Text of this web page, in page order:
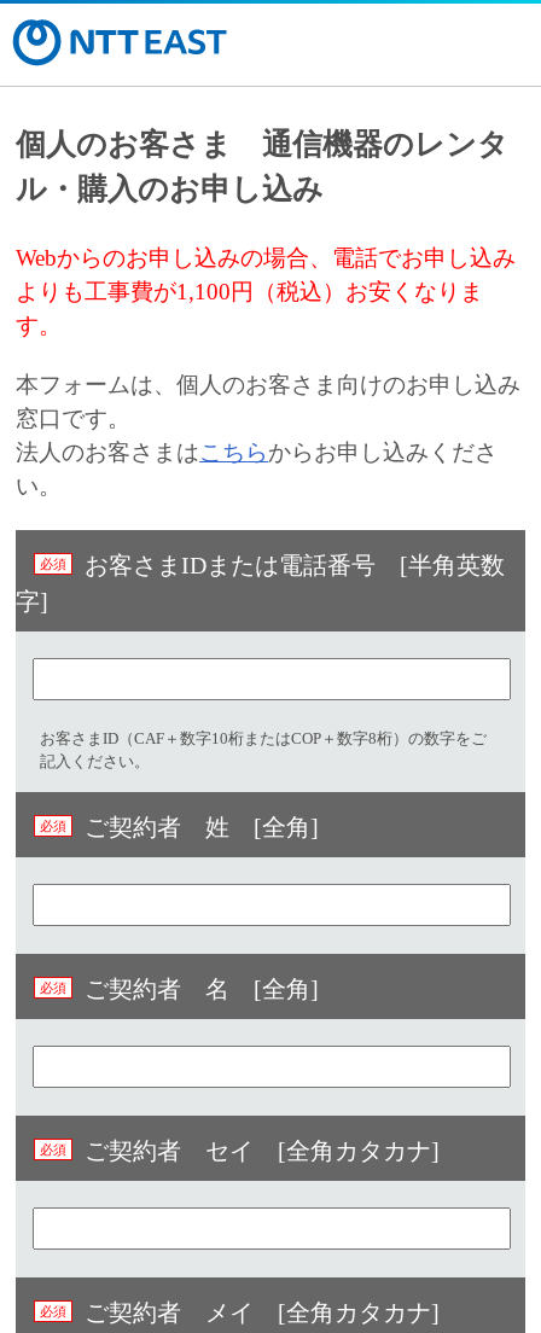
個人のお客さま 通信機器のレンタ
ル・購入のお申し込み
Webからのお申し込みの場合、電話でお申し込み
よりも工事費が1,100円（税込）お安くなりま
す。
本フォームは、個人のお客さま向けのお申し込み
窓口です。
法人のお客さまはこちらからお申し込みくださ
い。
お客さまIDまたは電話番号 [半角英数
字]​
お客さまID（CAF＋数字10桁またはCOP＋数字8桁）の数字をご
記入ください。
ご契約者 姓 [全角]
ご契約者 名 [全角]
ご契約者 セイ [全角カタカナ]
ご契約者 メイ [全角カタカナ]